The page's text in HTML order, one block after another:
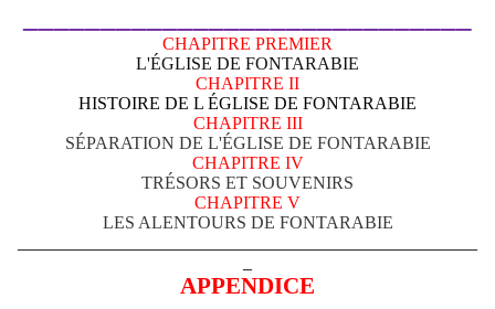
CHAPITRE PREMIER
L'ÉGLISE DE FONTARABIE
CHAPITRE II
HISTOIRE DE L ÉGLISE DE FONTARABIE
CHAPITRE III
SÉPARATION DE L'ÉGLISE DE FONTARABIE
CHAPITRE IV
TRÉSORS ET SOUVENIRS
CHAPITRE V
LES ALENTOURS DE FONTARABIE
APPENDICE